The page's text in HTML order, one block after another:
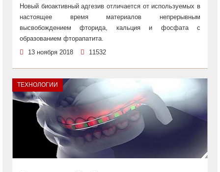
Новый биоактивный адгезив отличается от используемых в
настоящее время материалов непрерывным
высвобождением фторида, кальция и фосфата с
образованием фторапатита.
13 ноября 2018
11532
ТЕХНОЛОГИИ